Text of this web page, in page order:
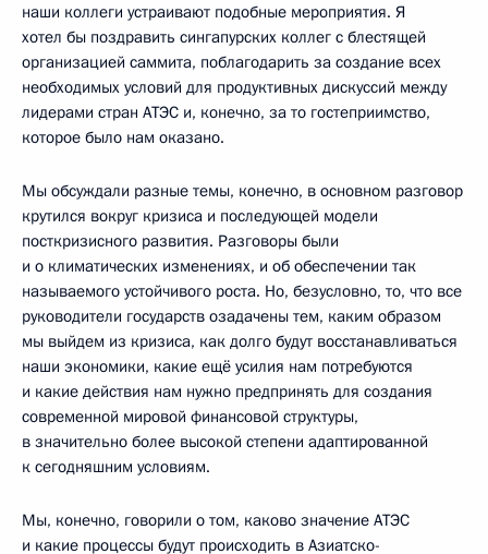
наши коллеги устраивают подобные мероприятия. Я
хотел бы поздравить сингапурских коллег с блестящей
организацией саммита, поблагодарить за создание всех
необходимых условий для продуктивных дискуссий между
лидерами стран АТЭС и, конечно, за то гостеприимство,
которое было нам оказано.
Мы обсуждали разные темы, конечно, в основном разговор
крутился вокруг кризиса и последующей модели
посткризисного развития. Разговоры были
и о климатических изменениях, и об обеспечении так
называемого устойчивого роста. Но, безусловно, то, что все
руководители государств озадачены тем, каким образом
мы выйдем из кризиса, как долго будут восстанавливаться
наши экономики, какие ещё усилия нам потребуются
и какие действия нам нужно предпринять для создания
современной мировой финансовой структуры,
в значительно более высокой степени адаптированной
к сегодняшним условиям.
Мы, конечно, говорили о том, каково значение АТЭС
и какие процессы будут происходить в Азиа­тско-